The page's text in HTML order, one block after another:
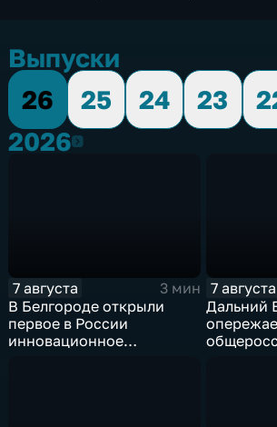
Выпуски
26
25 24 23
20262026
7 августа
3 мин
В Белгороде открыли
первое в России
инновационное
7 августа
Дальний